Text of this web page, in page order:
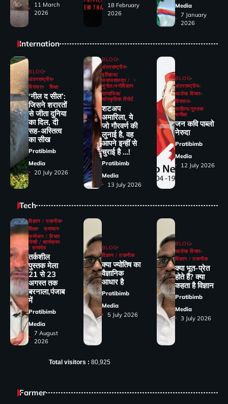
11 March
2026
18 February
2026
Media
7 January
2026
Internation
BLOG
अंतरराष्ट्रीय
विरासत
शिक्षा
‘नील द सील’:
जिसने शरारतों
से जीता दुनिया
का दिल, दी
सह-अस्तित्व
का सीख
Pratibimb
Media
20 July 2026
BLOG
अंतरराष्ट्रीय
इतिहास/
समाजशास्त्र /
भूगोल/मनोविज्ञान
सामाजिक/
सांस्कृतिक रिपोर्ट
शटअप
अमारिला, ये
जो गौरवर्ण की
लुनाई है, वह
आपने इन्हीं से
चुराई है …!
Pratibimb
Media
13 July 2026
BLOG
अंतरराष्ट्रीय
आलेख विचार
विरासत
साहित्य/पुस्तक
समीक्षा
जन कवि पाब्लो
नेरुदा
Pratibimb
Media
12 July 2026
Tech
विज्ञान / तकनीक
शिक्षा
समाचार
सम्मेलन / विचार
गोष्ठी / कार्यक्रम
/ समारोह
तर्कशील
पुस्तक मेला
21 से 23
अगस्त तक
बरनाला,पंजाब
में
Pratibimb
Media
7 August
2026
BLOG
विज्ञान / तकनीक
क्या ज्योतिष का
वैज्ञानिक
आधार है
Pratibimb
Media
5 July 2026
BLOG
आलेख विचार
विज्ञान / तकनीक
क्या भूत-प्रेत
होते हैं? क्या
कहता है विज्ञान
Pratibimb
Media
3 July 2026
Total visitors : 80,925
Farmer